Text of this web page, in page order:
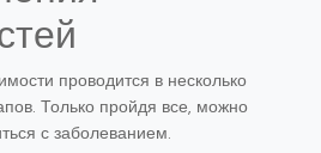
проводится в несколько
Только пройдя все, можно
с заболеванием.